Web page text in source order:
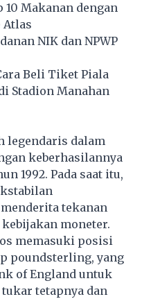
10 Makanan dengan
Atlas
NIK dan NPWP
Beli Tiket Piala
Stadion Manahan
legendaris dalam
keberhasilannya
1992. Pada saat itu,
tekanan
moneter.
memasuki posisi
poundsterling, yang
of England untuk
tetapnya dan